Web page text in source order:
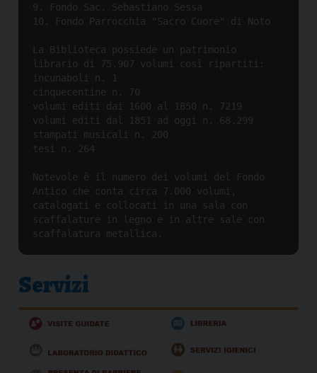
9. Fondo Sac. Sebastiano Sessa
La Biblioteca possiede un patrimonio
librario di 75.907 volumi così ripartiti:
incunaboli n. 1
cinquecentine n. 70
volumi editi dai 1600 al 1850 n. 7219
volumi editi dal 1851 ad oggi n. 68.299
stampati musicali n. 200
Notevole è il numero dei volumi del Fondo
Antico che conta circa 7.000 volumi,
catalogati e collocati in una sala con
scaffalature in legno e in altre sale con
scaffalatura metallica.
Servizi